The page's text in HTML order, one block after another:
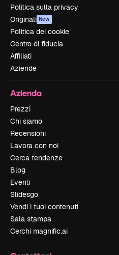
Politica sulla privacy
Originali New
Politica dei cookie
Centro di fiducia
Affiliati
Aziende
Azienda
Prezzi
Chi siamo
Recensioni
Lavora con noi
Cerca tendenze
Blog
Eventi
Slidesgo
Vendi i tuoi contenuti
Sala stampa
Cerchi magnific.ai